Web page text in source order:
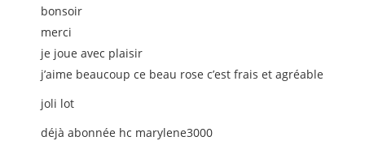
bonsoir
merci
je joue avec plaisir
j’aime beaucoup ce beau rose c’est frais et agréable
joli lot
déjà abonnée hc marylene3000